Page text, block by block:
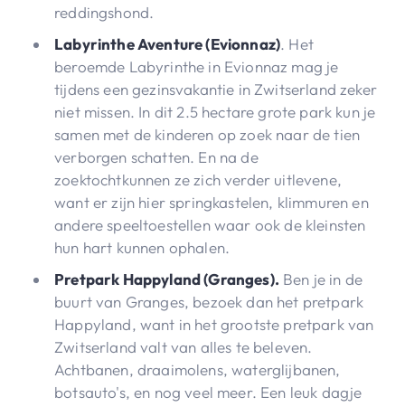
reddingshond.
Labyrinthe Aventure (Evionnaz). Het
beroemde Labyrinthe in Evionnaz mag je
tijdens een gezinsvakantie in Zwitserland zeker
niet missen. In dit 2.5 hectare grote park kun je
samen met de kinderen op zoek naar de tien
verborgen schatten. En na de
zoektochtkunnen ze zich verder uitlevene,
want er zijn hier springkastelen, klimmuren en
andere speeltoestellen waar ook de kleinsten
hun hart kunnen ophalen.
Pretpark Happyland (Granges). Ben je in de
buurt van Granges, bezoek dan het pretpark
Happyland, want in het grootste pretpark van
Zwitserland valt van alles te beleven.
Achtbanen, draaimolens, waterglijbanen,
botsauto's, en nog veel meer. Een leuk dagje